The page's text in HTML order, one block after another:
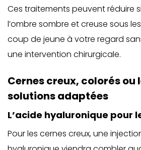
Ces traitements peuvent réduire
l’ombre sombre et creuse sous
coup de jeune à votre regard
une intervention chirurgicale.
Cernes creux, colorés ou
solutions adaptées
L’acide hyaluronique pour
Pour les cernes creux, une